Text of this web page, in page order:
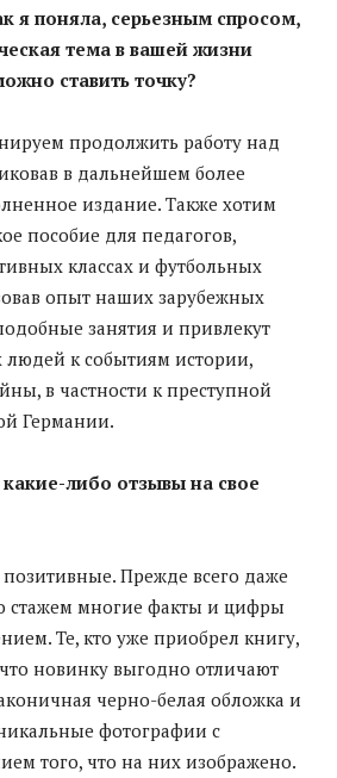
я поняла, серьезным спросом,
тема в вашей жизни
ставить точку?
продолжить работу над
в дальнейшем более
издание. Также хотим
пособие для педагогов,
классах и футбольных
опыт наших зарубежных
занятия и привлекут
к событиям истории,
в частности к преступной
Германии.
либо отзывы на свое
Прежде всего даже
стажем многие факты и цифры
Те, кто уже приобрел книгу,
новинку выгодно отличают
черно-белая обложка и
фотографии с
того, что на них изображено.